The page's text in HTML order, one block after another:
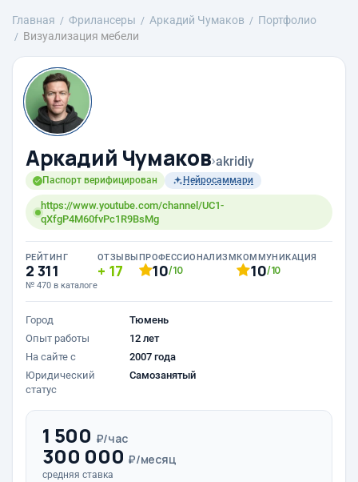
Главная Фрилансеры Аркадий Чумаков
Портфолио
Визуализация мебели
Аркадий Чумаков›akridiy
Паспорт верифицирован Нейросаммари
https://www.youtube.com/channel/UC1-
qXfgP4M60fvPc1R9BsMg
РЕЙТИНГ
2 311
№ 470 в каталоге
ОТЗЫВЫ
17
ПРОФЕССИОНАЛИЗМ
10/10
КОММУНИКАЦИЯ
10/10
Город
Тюмень
Опыт работы
12 лет
На сайте с
2007 года
Юридический
статус
Самозанятый
1 500 ₽/час
300 000 ₽/месяц
средняя ставка